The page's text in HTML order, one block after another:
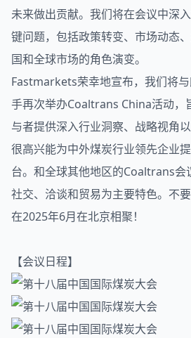
未来做出贡献。我们将在会议中深
键问题，包括政策转变、市场动态
国和全球市场的角色演变。
Fastmarkets荣幸地宣布，我们将
手再次举办Coaltrans China活动，
与者提供深入行业洞察、战略视角
很高兴能为中外煤炭行业领先企业
台。和全球其他地区的Coaltrans会
社交、洽谈和贸易为主要特色。不
在2025年6月在北京相聚！
【会议日程】